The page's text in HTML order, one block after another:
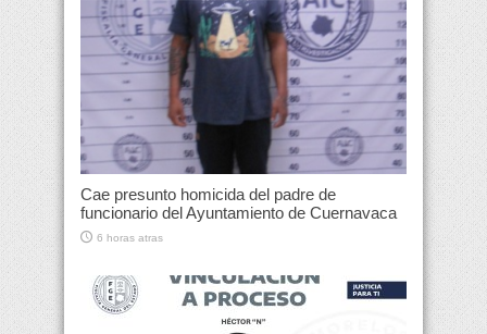
Cae presunto homicida del padre de
funcionario del Ayuntamiento de Cuernavaca
6 horas atras